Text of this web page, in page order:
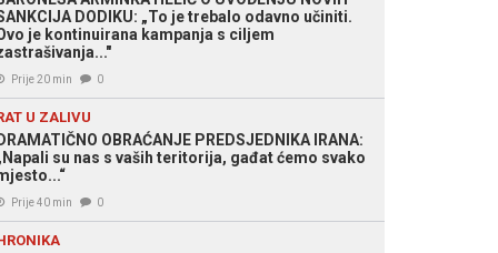
DODIKU: „To je trebalo odavno učiniti.
je kontinuirana kampanja s ciljem
Prije 20 min 0
U ZALIVU
OBRAĆANJE PREDSJEDNIKA IRANA:
su nas s vaših teritorija, gađat ćemo svako
Prije 40 min 0